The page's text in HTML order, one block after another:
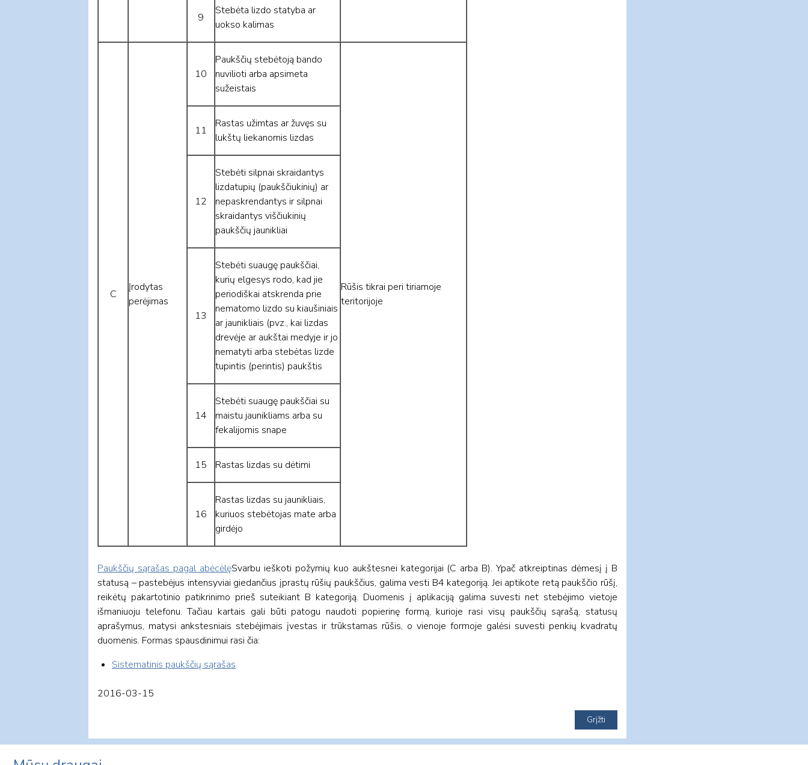
9
Stebėta lizdo statyba ar
uokso kalimas
C
Įrodytas
perėjimas
10
Paukščių stebėtoją bando
nuvilioti arba apsimeta
sužeistais
Rūšis tikrai peri tiriamoje
teritorijoje
11
Rastas užimtas ar žuvęs su
lukštų liekanomis lizdas
12
Stebėti silpnai skraidantys
lizdatupių (paukščiukinių) ar
nepaskrendantys ir silpnai
skraidantys viščiukinių
paukščių jaunikliai
13
Stebėti suaugę paukščiai,
kurių elgesys rodo, kad jie
periodiškai atskrenda prie
nematomo lizdo su kiaušiniais
ar jaunikliais (pvz., kai lizdas
drevėje ar aukštai medyje ir jo
nematyti arba stebėtas lizde
tupintis (perintis) paukštis
14
Stebėti suaugę paukščiai su
maistu jaunikliams arba su
fekalijomis snape
15 Rastas lizdas su dėtimi
16
Rastas lizdas su jaunikliais,
kuriuos stebėtojas mate arba
girdėjo
Paukščių sąrašas pagal abėcėlęSvarbu ieškoti požymių kuo aukštesnei kategorijai (C arba B). Ypač atkreiptinas dėmesį į B
statusą – pastebėjus intensyviai giedančius įprastų rūšių paukščius, galima vesti B4 kategoriją. Jei aptikote retą paukščio rūšį,
reikėtų pakartotinio patikrinimo prieš suteikiant B kategoriją. Duomenis į aplikaciją galima suvesti net stebėjimo vietoje
išmaniuoju telefonu. Tačiau kartais gali būti patogu naudoti popierinę formą, kurioje rasi visų paukščių sąrašą, statusų
aprašymus, matysi ankstesniais stebėjimais įvestas ir trūkstamas rūšis, o vienoje formoje galėsi suvesti penkių kvadratų
duomenis. Formas spausdinimui rasi čia:
Sistematinis paukščių sąrašas
2016-03-15